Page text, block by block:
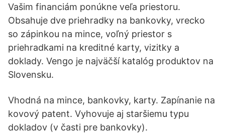
Vašim financiám ponúkne veľa priestoru.
Obsahuje dve priehradky na bankovky, vrecko
so zápinkou na mince, voľný priestor s
priehradkami na kreditné karty, vizitky a
doklady. Vengo je najväčší katalóg produktov na
Slovensku.
Vhodná na mince, bankovky, karty. Zapínanie na
kovový patent. Vyhovuje aj staršiemu typu
dokladov (v časti pre bankovky).